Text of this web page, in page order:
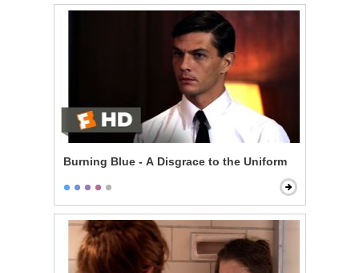
Burning Blue - A Disgrace to the Uniform